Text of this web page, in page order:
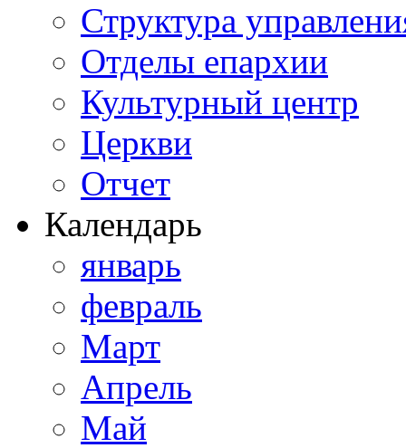
Структура
Отделы епархии
Культурный центр
Церкви
Отчет
Календарь
январь
февраль
Март
Апрель
Май